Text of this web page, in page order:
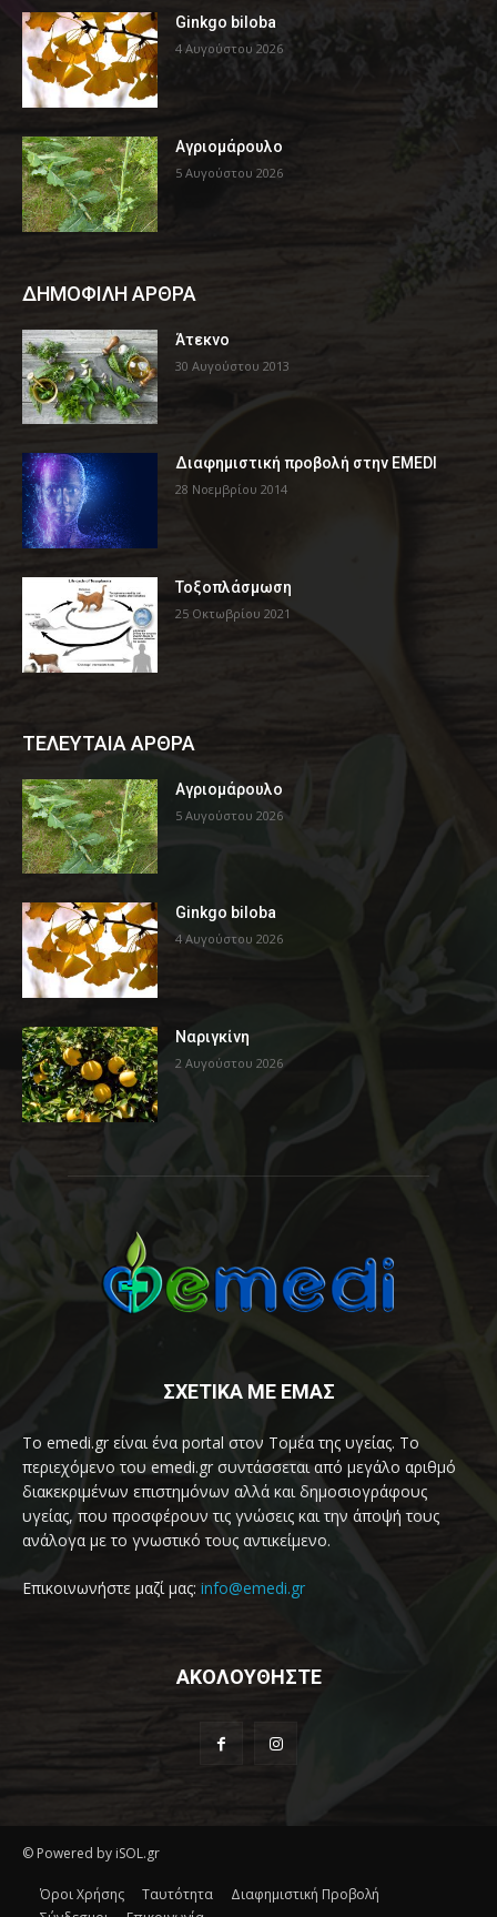
Ginkgo biloba
4 Αυγούστου 2026
Αγριομάρουλο
5 Αυγούστου 2026
ΔΗΜΟΦΙΛΗ ΑΡΘΡΑ
Άτεκνο
30 Αυγούστου 2013
Διαφημιστική προβολή στην EMEDI
28 Νοεμβρίου 2014
Τοξοπλάσμωση
25 Οκτωβρίου 2021
ΤΕΛΕΥΤΑΙΑ ΑΡΘΡΑ
Αγριομάρουλο
5 Αυγούστου 2026
Ginkgo biloba
4 Αυγούστου 2026
Ναριγκίνη
2 Αυγούστου 2026
ΣΧΕΤΙΚΑ ΜΕ ΕΜΑΣ
Το emedi.gr είναι ένα portal στον Τομέα της υγείας. Το
περιεχόμενο του emedi.gr συντάσσεται από μεγάλο αριθμό
διακεκριμένων επιστημόνων αλλά και δημοσιογράφους
υγείας, που προσφέρουν τις γνώσεις και την άποψή τους
ανάλογα με το γνωστικό τους αντικείμενο.
Επικοινωνήστε μαζί μας: info@emedi.gr
ΑΚΟΛΟΥΘΗΣΤΕ
© Powered by iSOL.gr
Όροι Χρήσης Ταυτότητα
Διαφημιστική Προβολή